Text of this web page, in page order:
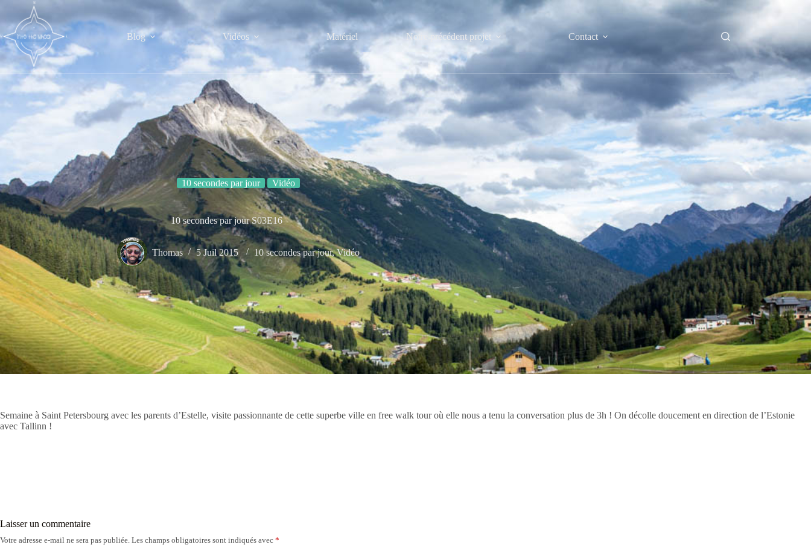
contenu
Blog
Vidéos Matériel Notre précédent projet Contact
10 secondes par jour Vidéo
10 secondes par jour S03E16
Thomas 5 Juil 2015 10 secondes par jour,Vidéo
Semaine à Saint Petersbourg avec les parents d’Estelle, visite passionnante de cette superbe ville en free walk tour où elle nous a tenu la conversation plus de 3h ! On décolle doucement en direction de l’Estonie
avec Tallinn !
Laisser un commentaire
Votre adresse e-mail ne sera pas publiée. Les champs obligatoires sont indiqués avec *